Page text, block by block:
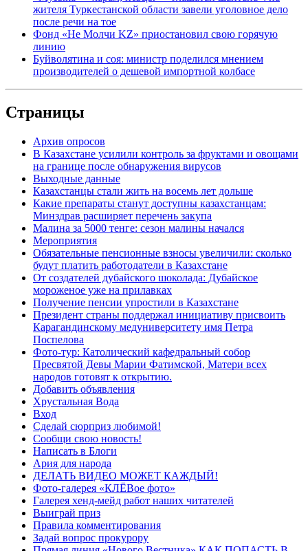
жителя Туркестанской области завели уголовное дело
после речи на тое
Фонд «Не Молчи KZ» приостановил свою горячую
линию
Буйволятина и соя: министр поделился мнением
производителей о дешевой импортной колбасе
Страницы
Архив опросов
В Казахстане усилили контроль за фруктами и овощами
на границе после обнаружения вирусов
Выходные данные
Казахстанцы стали жить на восемь лет дольше
Какие препараты станут доступны казахстанцам:
Минздрав расширяет перечень закупа
Малина за 5000 тенге: сезон малины начался
Мероприятия
Обязательные пенсионные взносы увеличили: сколько
будут платить работодатели в Казахстане
От создателей дубайского шоколада: Дубайское
мороженое уже на прилавках
Получение пенсии упростили в Казахстане
Президент страны поддержал инициативу присвоить
Карагандинскому медуниверситету имя Петра
Поспелова
Фото-тур: Католический кафедральный собор
Пресвятой Девы Марии Фатимской, Матери всех
народов готовят к открытию.
Добавить объявления
Хрустальная Вода
Вход
Сделай сюрприз любимой!
Сообщи свою новость!
Написать в Блоги
Ария для народа
ДЕЛАТЬ ВИДЕО МОЖЕТ КАЖДЫЙ!
Фото-галерея «КЛЁВое фото»
Галерея хенд-мейд работ наших читателей
Выиграй приз
Правила комментирования
Задай вопрос прокурору